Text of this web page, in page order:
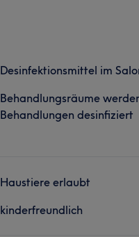
Desinfektionsmittel im
Behandlungsräume
Behandlungen desinfiziert
Haustiere erlaubt
kinderfreundlich